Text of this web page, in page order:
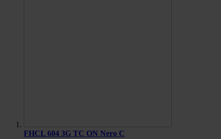
FHCL 604 3G TC ON Nero C